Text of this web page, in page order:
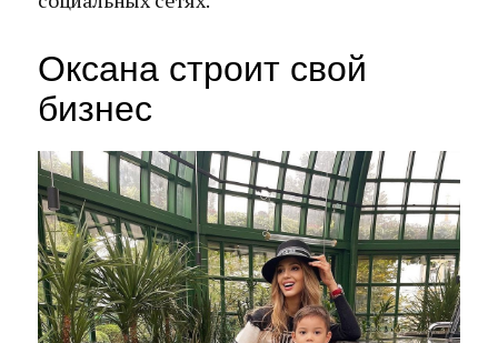
Оксана строит свой
бизнес